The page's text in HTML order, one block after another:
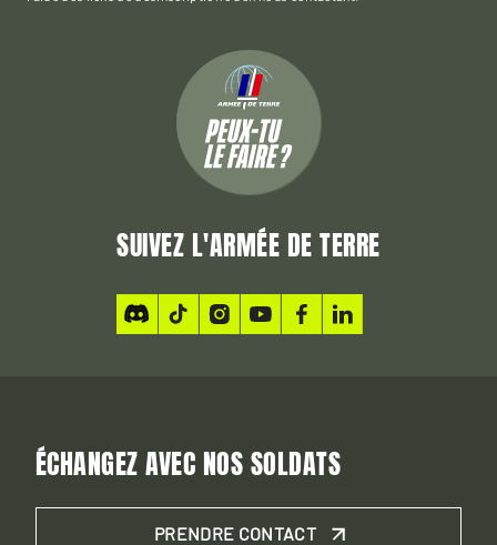
SUIVEZ L'ARMÉE DE TERRE
ÉCHANGEZ AVEC NOS SOLDATS
PRENDRE CONTACT